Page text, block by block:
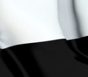
البرامج